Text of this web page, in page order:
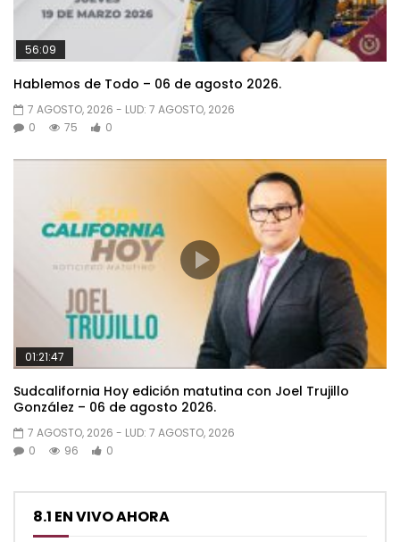
56:09
Hablemos de Todo – 06 de agosto 2026.
7 AGOSTO, 2026 - LUD: 7 AGOSTO, 2026
0
75 0
01:21:47
Sudcalifornia Hoy edición matutina con Joel Trujillo
González – 06 de agosto 2026.
7 AGOSTO, 2026 - LUD: 7 AGOSTO, 2026
0
96 0
8.1 EN VIVO AHORA